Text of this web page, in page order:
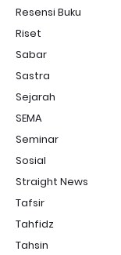
Resensi Buku
Riset
Sabar
Sastra
Sejarah
SEMA
Seminar
Sosial
Straight News
Tafsir
Tahfidz
Tahsin